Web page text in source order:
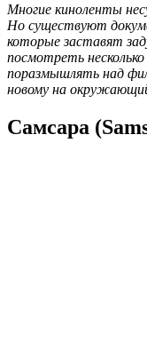
Многие киноленты
Но существуют
которые заставят
посмотреть
поразмышлять над
новому на
Самсара